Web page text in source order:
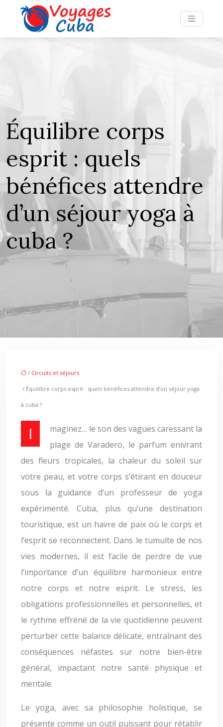
Équilibre corps
esprit : quels
bénéfices attendre
d’un séjour yoga à
cuba ?
/ Circuits et séjours
/ Équilibre corps esprit : quels bénéfices attendre d’un séjour yoga
à cuba ?
Imaginez… le son des vagues caressant la
plage de Varadero, le parfum enivrant
des fleurs tropicales, la chaleur du soleil sur
votre peau, et votre corps s’étirant en douceur
sous la guidance d’un professeur de yoga
expérimenté. Cuba, plus qu’une destination
touristique, est un havre de paix où le corps et
l’esprit se reconnectent. Dans le tumulte de nos
vies modernes, il est facile de perdre de vue
l’importance d’un équilibre harmonieux entre
notre corps et notre esprit. Le stress, les
obligations professionnelles et personnelles, et
le rythme effréné de la vie quotidienne peuvent
perturber cette balance délicate, entraînant des
conséquences néfastes sur notre bien-être
général, impactant notre santé physique et
mentale.
Le yoga, avec sa philosophie holistique, se
présente comme un outil puissant pour rétablir